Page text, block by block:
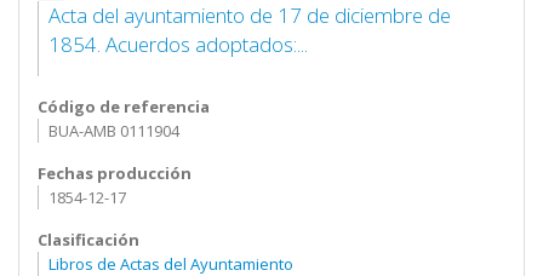
Acta del ayuntamiento de 17 de diciembre de
1854. Acuerdos adoptados:...
Código de referencia
BUA-AMB 0111904
Fechas producción
1854-12-17
Clasificación
Libros de Actas del Ayuntamiento